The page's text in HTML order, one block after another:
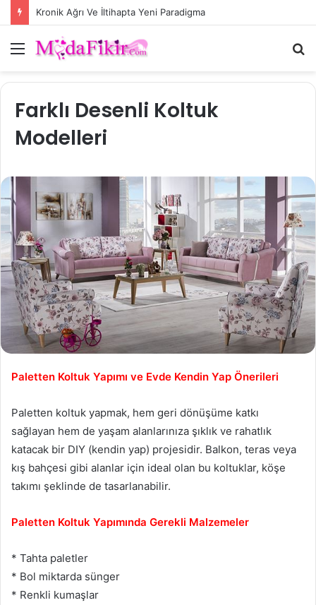
Kronik Ağrı Ve İltihapta Yeni Paradigma
Menü
Farklı Desenli Koltuk
Modelleri
Paletten Koltuk Yapımı ve Evde Kendin Yap Önerileri
Paletten koltuk yapmak, hem geri dönüşüme katkı
sağlayan hem de yaşam alanlarınıza şıklık ve rahatlık
katacak bir DIY (kendin yap) projesidir. Balkon, teras veya
kış bahçesi gibi alanlar için ideal olan bu koltuklar, köşe
takımı şeklinde de tasarlanabilir.
Paletten Koltuk Yapımında Gerekli Malzemeler
* Tahta paletler
* Bol miktarda sünger
* Renkli kumaşlar